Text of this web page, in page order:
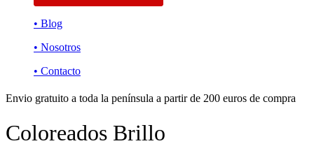
• Blog
• Nosotros
• Contacto
Envio gratuito a toda la península a partir de 200 euros de compra
Coloreados Brillo